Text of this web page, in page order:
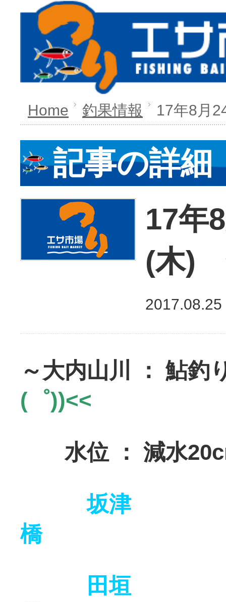
Home 釣果情報 17年8月
記事の詳細
17年
(木)
2017.08.25
～大内山川 ： 鮎
(゜))<<
水位 ： 減水
坂津
橋
田垣